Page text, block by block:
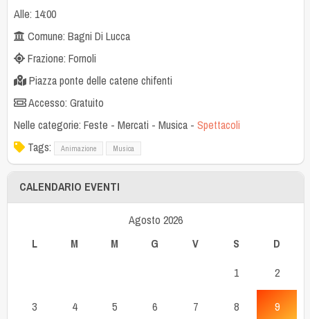
Alle: 14:00
Comune: Bagni Di Lucca
Frazione: Fornoli
Piazza ponte delle catene chifenti
Accesso: Gratuito
Nelle categorie: Feste - Mercati - Musica- Spettacoli
Tags:
Animazione Musica
CALENDARIO EVENTI
Agosto 2026
L
M M G V S D
1 2
3 4 5 6 7 8 9